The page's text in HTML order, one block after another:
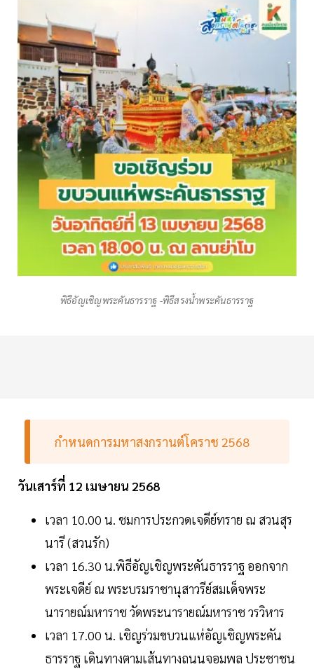
พิธีอัญเชิญพระคันธารราฐ -พิธีสรงน้ำพระคันธารราฐ
กำหนดการมหาสงกรานต์โคราช 2568
วันเสาร์ที่ 12 เมษายน 2568
เวลา 10.00 น. ชมการประกวดเจดีย์ทราย ณ สวนสุร
นารี (สวนรัก)
เวลา 16.30 น.พิธีอัญเชิญพระคันธารราฐ ออกจาก
พระเจดีย์ ณ พระบรมราชานุสาวรีย์สมเด็จพระ
นารายณ์มหาราช วัดพระนารายณ์มหาราช วรวิหาร
เวลา 17.00 น. เชิญร่วมขบวนแห่อัญเชิญพระคัน
ธารราฐ เดินทางตามเส้นทางถนนจอมพล ประชาชน